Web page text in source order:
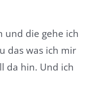
und die gehe ich
das was ich mir
da hin. Und ich